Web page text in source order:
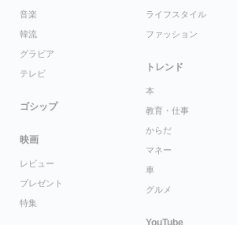
音楽
韓流
グラビア
テレビ
ゴシップ
映画
レビュー
プレゼント
特集
ライフスタイル
ファッション
トレンド
本
教育・仕事
からだ
マネー
車
グルメ
YouTube